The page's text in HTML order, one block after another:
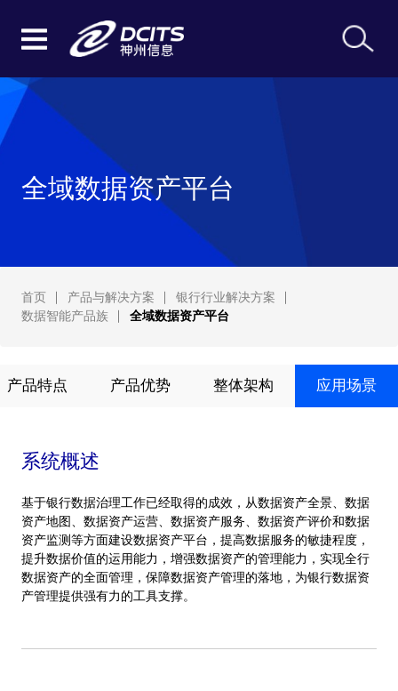
全域数据资产平台
首页 产品与解决方案
银行行业解决方案
数据智能产品族
全域数据资产平台
产品特点 产品优势 整体架构 应用场景
系统概述
基于银行数据治理工作已经取得的成效，从数据资产全景、数据
资产地图、数据资产运营、数据资产服务、数据资产评价和数据
资产监测等方面建设数据资产平台，提高数据服务的敏捷程度，
提升数据价值的运用能力，增强数据资产的管理能力，实现全行
数据资产的全面管理，保障数据资产管理的落地，为银行数据资
产管理提供强有力的工具支撑。